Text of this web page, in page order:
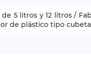
5 litros y 12 litros /
de plástico tipo